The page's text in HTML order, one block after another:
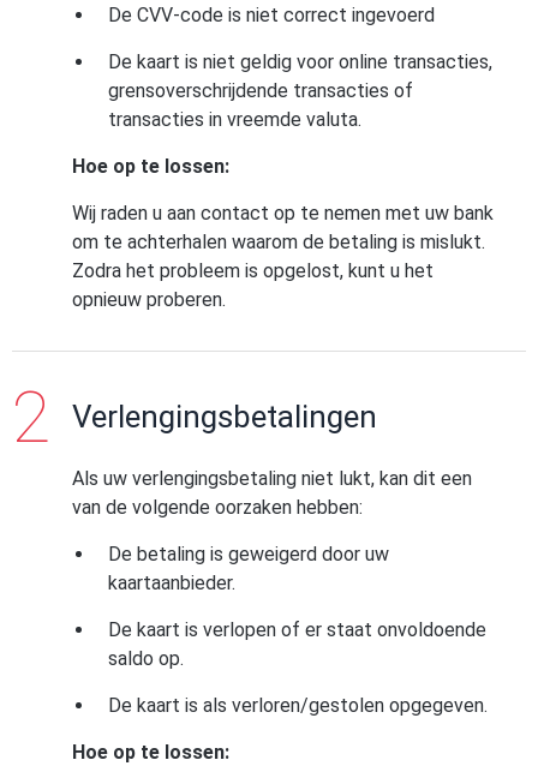
De CVV-code is niet correct ingevoerd
De kaart is niet geldig voor online transacties,
grensoverschrijdende transacties of
transacties in vreemde valuta.
Hoe op te lossen:
Wij raden u aan contact op te nemen met uw bank
om te achterhalen waarom de betaling is mislukt.
Zodra het probleem is opgelost, kunt u het
opnieuw proberen.
Verlengingsbetalingen
Als uw verlengingsbetaling niet lukt, kan dit een
van de volgende oorzaken hebben:
De betaling is geweigerd door uw
kaartaanbieder.
De kaart is verlopen of er staat onvoldoende
saldo op.
De kaart is als verloren/gestolen opgegeven.
Hoe op te lossen: